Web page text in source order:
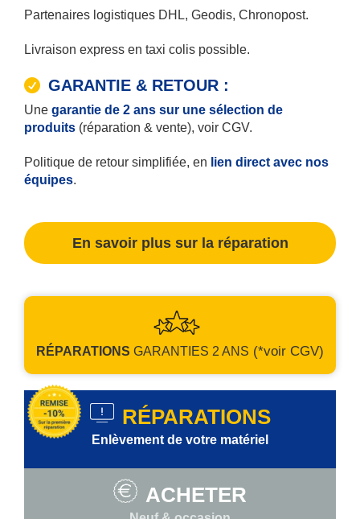
Partenaires logistiques DHL, Geodis, Chronopost.
Livraison express en taxi colis possible.
GARANTIE & RETOUR :
Une garantie de 2 ans sur une sélection de
produits (réparation & vente), voir CGV.
Politique de retour simplifiée, en lien direct avec nos
équipes.
En savoir plus sur la réparation
RÉPARATIONS GARANTIES 2 ANS (*voir CGV)
RÉPARATIONS
Enlèvement de votre matériel
ACHETER